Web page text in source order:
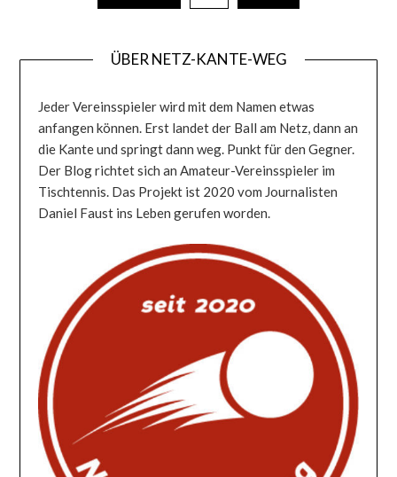
ÜBER NETZ-KANTE-WEG
Jeder Vereinsspieler wird mit dem Namen etwas
anfangen können. Erst landet der Ball am Netz, dann an
die Kante und springt dann weg. Punkt für den Gegner.
Der Blog richtet sich an Amateur-Vereinsspieler im
Tischtennis. Das Projekt ist 2020 vom Journalisten
Daniel Faust ins Leben gerufen worden.